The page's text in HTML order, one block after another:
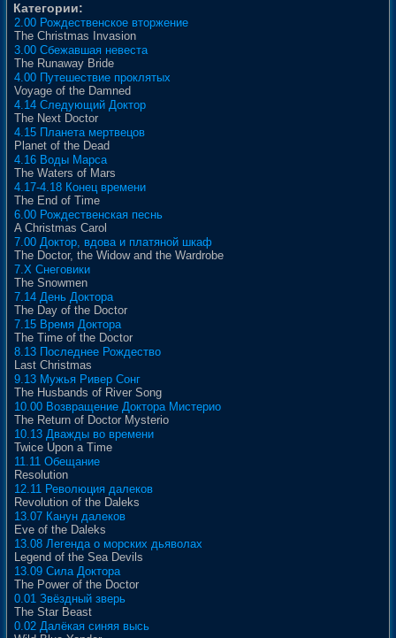
Категории:
2.00 Рождественское вторжение
The Christmas Invasion
3.00 Сбежавшая невеста
The Runaway Bride
4.00 Путешествие проклятых
Voyage of the Damned
4.14 Следующий Доктор
The Next Doctor
4.15 Планета мертвецов
Planet of the Dead
4.16 Воды Марса
The Waters of Mars
4.17-4.18 Конец времени
The End of Time
6.00 Рождественская песнь
A Christmas Carol
7.00 Доктор, вдова и платяной шкаф
The Doctor, the Widow and the Wardrobe
7.X Снеговики
The Snowmen
7.14 День Доктора
The Day of the Doctor
7.15 Время Доктора
The Time of the Doctor
8.13 Последнее Рождество
Last Christmas
9.13 Мужья Ривер Сонг
The Husbands of River Song
10.00 Возвращение Доктора Мистерио
The Return of Doctor Mysterio
10.13 Дважды во времени
Twice Upon a Time
11.11 Обещание
Resolution
12.11 Революция далеков
Revolution of the Daleks
13.07 Канун далеков
Eve of the Daleks
13.08 Легенда о морских дьяволах
Legend of the Sea Devils
13.09 Сила Доктора
The Power of the Doctor
0.01 Звёздный зверь
The Star Beast
0.02 Далёкая синяя высь